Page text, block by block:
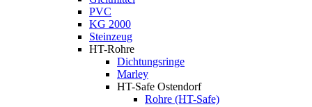
PVC
KG 2000
Steinzeug
HT-Rohre
Dichtungsringe
Marley
HT-Safe Ostendorf
Rohre (HT-Safe)